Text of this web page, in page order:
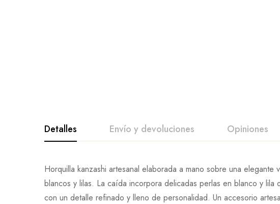
Detalles Envío y devoluciones Opiniones
Horquilla kanzashi artesanal elaborada a mano sobre una
blancos y lilas. La caída incorpora delicadas perlas en blanco y
con un detalle refinado y lleno de personalidad. Un accesorio